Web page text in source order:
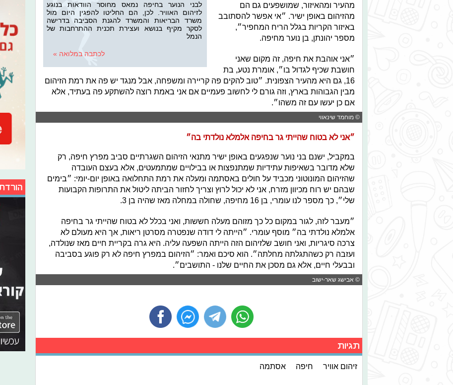
לבני הנוער בחיפה נמאס מחוסר הוודאות בנוגע
לזיהום האוויר. לכן, הם החליטו להפגין היום מול
משרד הבריאות והמשרד להגנת הסביבה בדרישה
לסקר מקיף בנושא ועצירת תכנית ההתרחבות של
הנמל
לכתבה במלואה »
מהעיר ומהאיזור, שמושפעים גם הם
מהזיהום באופן ישיר. ״אי אפשר להסתובב
באיזור הקריות בגלל הריח המחפיר״,
מספר יהונתן, בן נוער מחיפה.
״אני אוהבת את חיפה, זה מקום שאני
חושבת שכיף לגדול בו״, אומרת נטע, בת
16, גם היא מהעיר הצפונית. ״טוב להקים פה קריירה ומשפחה, אבל מנגד יש פה את רמת הזיהום
מבין הגבוהות בארץ, וזה גורם לי לחשוב פעמיים אם אני באמת רוצה להשתקע פה בעתיד, אלא
אם כן יעשו עם זה משהו״.
© מוחמד שינאווי
״אני לא בטוח שהייתי גר בחיפה אלמלא נולדתי בה״
במקביל, ישנם בני נוער שנפגעים באופן ישיר מתנאי הזיהום השגרתיים סביב מפרץ חיפה, רק
שלא מדובר בשאיפות עתידיות שמתנפצות או בבילויים שמתמעטים, אלא בעצם העובדה
שהזיהום המונוטוני מכביד על חולים באסתמה ומעלה את רמת התחלואה באופן יום-יומי: ״בימים
שבהם יש רוח מכיוון מזרח, אני לא יכול לרוץ וצריך לחזור הביתה ליטול את התרופות הקבועות
שלי״, כך מספר לנו עומרי, בן 16 מחיפה, שחולה במחלה מאז שהיה בן 3.
״מעבר לזה, לגור במקום כל כך מזוהם מעלה חששות, ואני בכלל לא בטוח שהייתי גר בחיפה
אלמלא נולדתי בה״ מוסף עומרי. ״הייתה לי דודה שנפטרה מסרטן ריאות, אך היא מעולם לא
צרכה סיגריות, ואני חושב שלזיהום הזה הייתה השפעה עליה. היא גרה בקריית חיים מאז שנולדה,
ועזבה רק כשהתגלתה מחלתה״. הוא סיכם ואמר: ״הזיהום במפרץ חיפה לא רק פוגע בסביבה
ובבעלי חיים, אלא גם מסכן את החיים שלנו - התושבים״.
© אבישג שאר-ישוב
תגיות
זיהום אוויר חיפה אסתמה